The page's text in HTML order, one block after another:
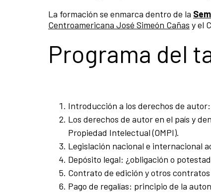
La formación se enmarca dentro de la
Centroamericana José Simeón Cañas y el
Programa del
Introducción a los derechos de
Los derechos de autor en el país y
Propiedad Intelectual (OMPI).
Legislación nacional e internacional
Depósito legal: ¿obligación o
Contrato de edición y otros
Pago de regalías: principio de la